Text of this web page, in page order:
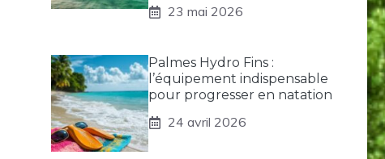
23 mai 2026
Palmes Hydro Fins :
l’équipement indispensable
pour progresser en natation
24 avril 2026